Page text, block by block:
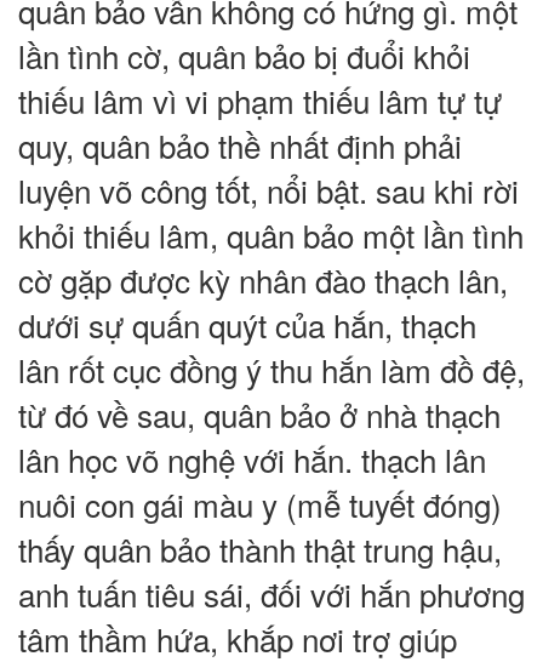
quân bảo vẫn không có hứng gì. một
lần tình cờ, quân bảo bị đuổi khỏi
thiếu lâm vì vi phạm thiếu lâm tự tự
quy, quân bảo thề nhất định phải
luyện võ công tốt, nổi bật. sau khi rời
khỏi thiếu lâm, quân bảo một lần tình
cờ gặp được kỳ nhân đào thạch lân,
dưới sự quấn quýt của hắn, thạch
lân rốt cục đồng ý thu hắn làm đồ đệ,
từ đó về sau, quân bảo ở nhà thạch
lân học võ nghệ với hắn. thạch lân
nuôi con gái màu y (mễ tuyết đóng)
thấy quân bảo thành thật trung hậu,
anh tuấn tiêu sái, đối với hắn phương
tâm thầm hứa, khắp nơi trợ giúp